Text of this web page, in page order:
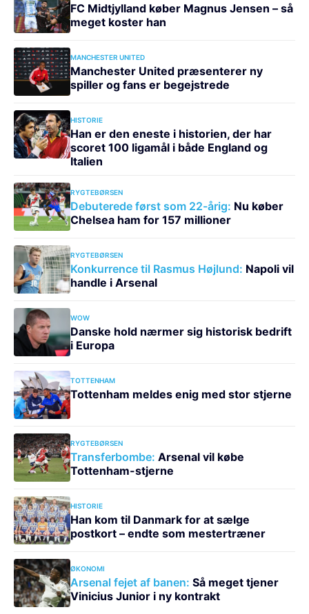
FC Midtjylland køber Magnus Jensen – så
meget koster han
MANCHESTER UNITED
Manchester United præsenterer ny
spiller og fans er begejstrede
HISTORIE
Han er den eneste i historien, der har
scoret 100 ligamål i både England og
Italien
RYGTEBØRSEN
Debuterede først som 22-årig: Nu køber
Chelsea ham for 157 millioner
RYGTEBØRSEN
Konkurrence til Rasmus Højlund: Napoli vil
handle i Arsenal
WOW
Danske hold nærmer sig historisk bedrift
i Europa
TOTTENHAM
Tottenham meldes enig med stor stjerne
RYGTEBØRSEN
Transferbombe: Arsenal vil købe
Tottenham-stjerne
HISTORIE
Han kom til Danmark for at sælge
postkort – endte som mestertræner
ØKONOMI
Arsenal fejet af banen: Så meget tjener
Vinicius Junior i ny kontrakt